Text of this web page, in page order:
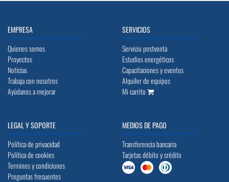
EMPRESA
Quienes somos
Proyectos
Noticias
Trabaja con nosotros
Ayúdanos a mejorar
SERVICIOS
Servicio postventa
Estudios energéticos
Capacitaciones y eventos
Alquiler de equipos
Mi carrito
LEGAL Y SOPORTE
Política de privacidad
Política de cookies
Terminos y condiciones
Preguntas frecuentes
MEDIOS DE PAGO
Transferencia bancaria
Tarjetas débito y crédito